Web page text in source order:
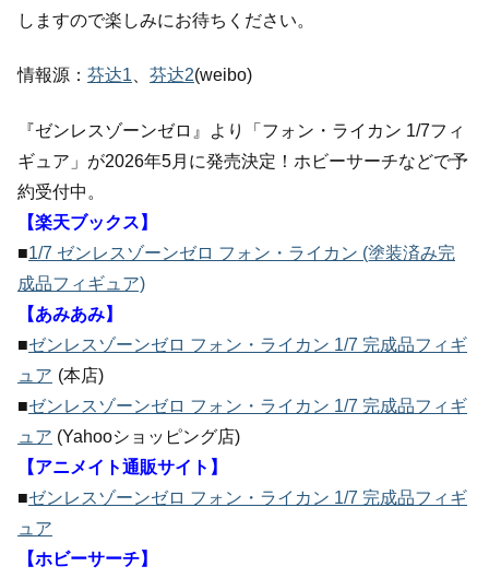
しますので楽しみにお待ちください。
情報源： 芬达1 芬达2(weibo)
『ゼンレスゾーンゼロ』より「フォン・ライカン 1/7フィ
ギュア」が2026年5月に発売決定！ホビーサーチなどで予
約受付中。
【楽天ブックス】
■1/7 ゼンレスゾーンゼロ フォン・ライカン (塗装済み完
成品フィギュア)
【あみあみ】
■ゼンレスゾーンゼロ フォン・ライカン 1/7 完成品フィギ
ュア (本店)
■ゼンレスゾーンゼロ フォン・ライカン 1/7 完成品フィギ
ュア (Yahooショッピング店)
【アニメイト通販サイト】
■ゼンレスゾーンゼロ フォン・ライカン 1/7 完成品フィギ
ュア
【ホビーサーチ】